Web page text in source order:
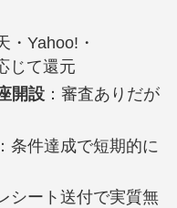
・Yahoo!・
じて還元
開設：審査ありだが
：条件達成で短期的に
シート送付で実質無